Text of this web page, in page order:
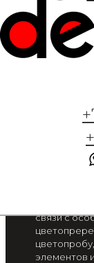
Арт.
Цвет на
связи с
элементов